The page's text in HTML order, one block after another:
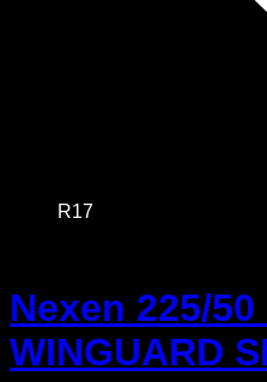
R17
Nexen 225/50
WINGUARD